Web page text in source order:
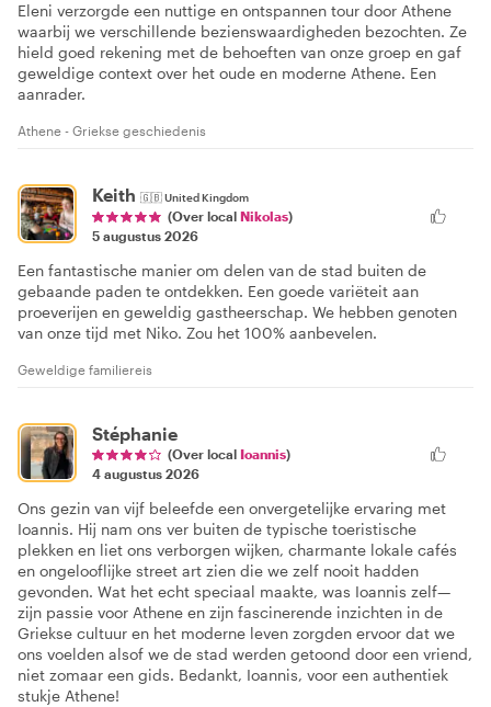
Eleni verzorgde een nuttige en ontspannen tour door Athene
waarbij we verschillende bezienswaardigheden bezochten. Ze
hield goed rekening met de behoeften van onze groep en gaf
geweldige context over het oude en moderne Athene. Een
aanrader.
Athene - Griekse geschiedenis
Keith 🇬🇧United Kingdom
(Over local Nikolas)
5 augustus 2026
Een fantastische manier om delen van de stad buiten de
gebaande paden te ontdekken. Een goede variëteit aan
proeverijen en geweldig gastheerschap. We hebben genoten
van onze tijd met Niko. Zou het 100% aanbevelen.
Geweldige familiereis
Stéphanie
(Over local Ioannis)
4 augustus 2026
Ons gezin van vijf beleefde een onvergetelijke ervaring met
Ioannis. Hij nam ons ver buiten de typische toeristische
plekken en liet ons verborgen wijken, charmante lokale cafés
en ongelooflijke street art zien die we zelf nooit hadden
gevonden. Wat het echt speciaal maakte, was Ioannis zelf—
zijn passie voor Athene en zijn fascinerende inzichten in de
Griekse cultuur en het moderne leven zorgden ervoor dat we
ons voelden alsof we de stad werden getoond door een vriend,
niet zomaar een gids. Bedankt, Ioannis, voor een authentiek
stukje Athene!